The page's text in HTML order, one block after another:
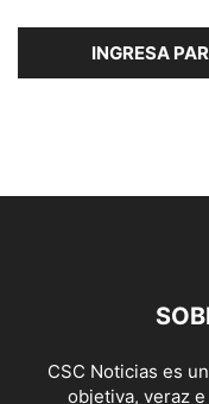
INGRESA
CSC Noticias es
objetiva, veraz